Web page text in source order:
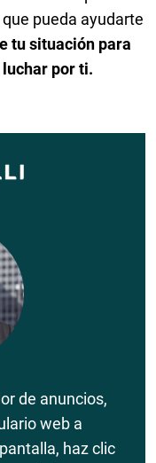
pueda ayudarte
tu situación para
por ti.
de anuncios,
web a
haz clic